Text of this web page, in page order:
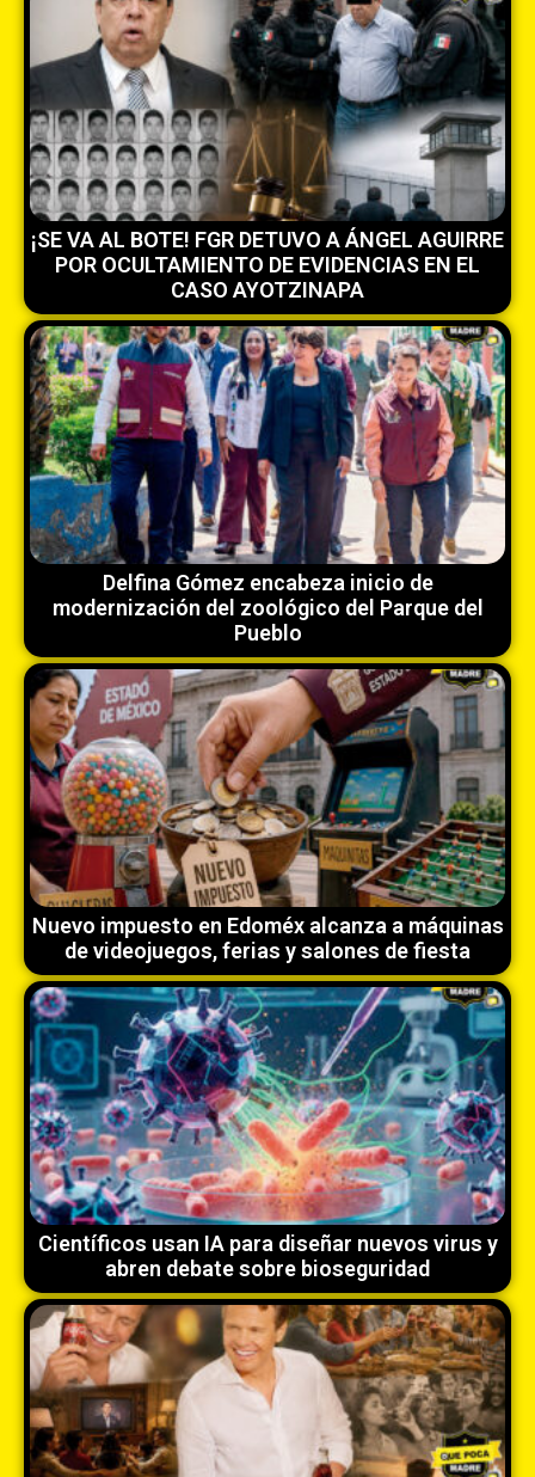
¡SE VA AL BOTE! FGR DETUVO A ÁNGEL AGUIRRE
POR OCULTAMIENTO DE EVIDENCIAS EN EL
CASO AYOTZINAPA
Delfina Gómez encabeza inicio de
modernización del zoológico del Parque del
Pueblo
Nuevo impuesto en Edoméx alcanza a máquinas
de videojuegos, ferias y salones de fiesta
Científicos usan IA para diseñar nuevos virus y
abren debate sobre bioseguridad